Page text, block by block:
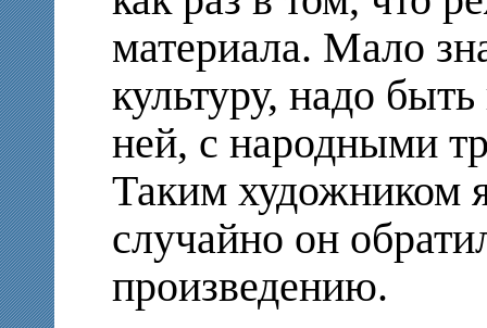
материала. Мало
культуру, надо
ней, с народными
Таким художником
случайно он
произведению.